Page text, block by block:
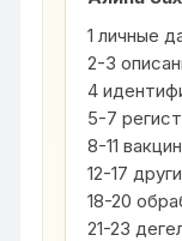
1 личные
2-3
4
5-7
8-11
12-17
18-20
21-23